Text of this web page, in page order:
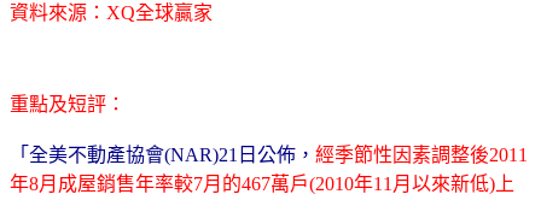
資料來源：XQ全球贏家
重點及短評：
「 全美不動產協會(NAR)21日公佈， 經季節性因素調整後2011
年8月成屋銷售年率較7月的467萬戶(2010年11月以來新低)上